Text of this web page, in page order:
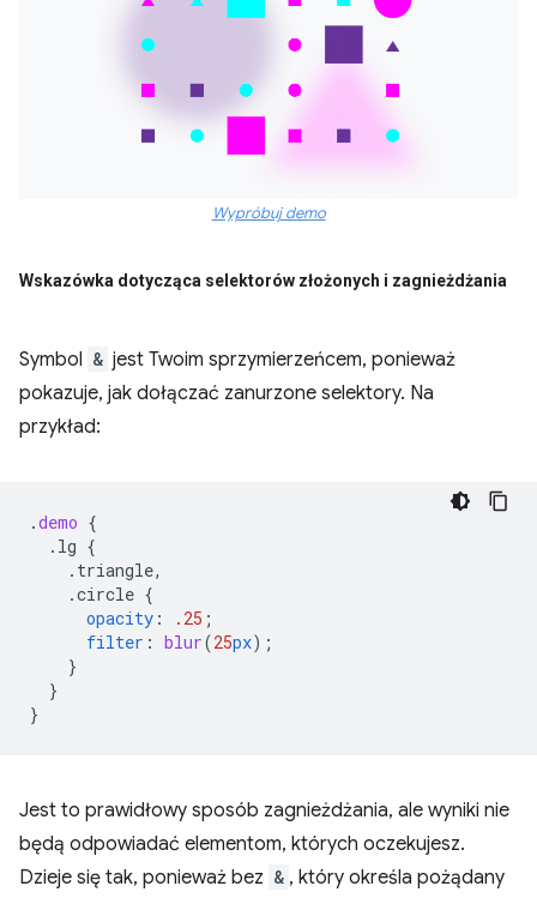
Wypróbuj demo
Wskazówka dotycząca selektorów złożonych i zagnieżdżania
Symbol & jest Twoim sprzymierzeńcem, ponieważ
pokazuje, jak dołączać zanurzone selektory. Na
przykład:
.demo {
.lg {
.triangle,
.circle {
opacity : .25 ;
filter : blur(25px);
}
}
}
Jest to prawidłowy sposób zagnieżdżania, ale wyniki nie
będą odpowiadać elementom, których oczekujesz.
Dzieje się tak, ponieważ bez & , który określa pożądany